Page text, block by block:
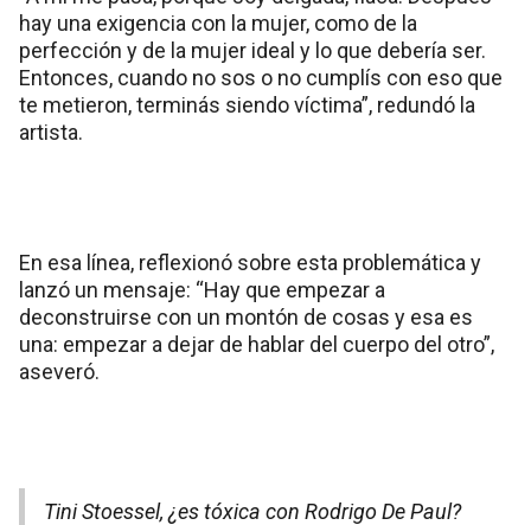
hay una exigencia con la mujer, como de la
perfección y de la mujer ideal y lo que debería ser.
Entonces, cuando no sos o no cumplís con eso que
te metieron, terminás siendo víctima”, redundó la
artista.
En esa línea, reflexionó sobre esta problemática y
lanzó un mensaje: “Hay que empezar a
deconstruirse con un montón de cosas y esa es
una: empezar a dejar de hablar del cuerpo del otro”,
aseveró.
Tini Stoessel, ¿es tóxica con Rodrigo De Paul?